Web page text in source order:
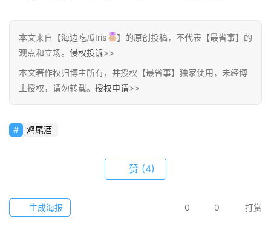
户
端
投
稿
本文来自【海边吃瓜Iris
】的原创投稿，不代表【最省事】的
观点和立场。 侵权投诉>>
本文著作权归博主所有，并授权【最省事】独家使用，未经博
主授权，请勿转载。 授权申请>>
鸡尾酒
赞 (4)
0 0 打赏
生成海报